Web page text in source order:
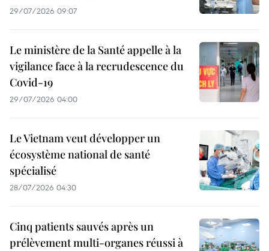
29/07/2026 09:07
Le ministère de la Santé appelle à la
vigilance face à la recrudescence du
Covid-19
29/07/2026 04:00
Le Vietnam veut développer un
écosystème national de santé
spécialisé
28/07/2026 04:30
Cinq patients sauvés après un
prélèvement multi-organes réussi à